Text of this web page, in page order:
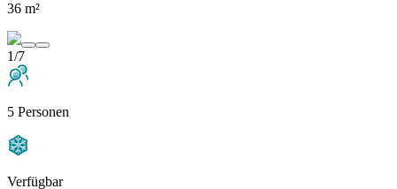
36 m²
1/7
5 Personen
Verfügbar